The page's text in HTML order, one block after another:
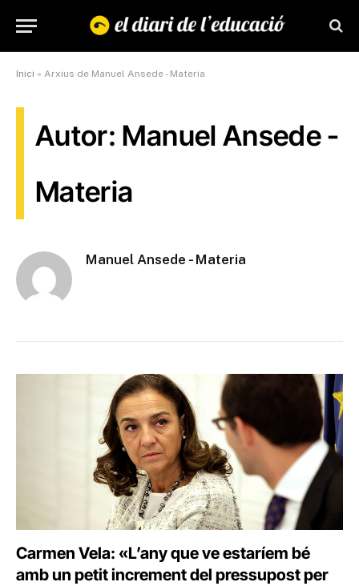
Inici » Arxius de Manuel Ansede - Materia
Autor: Manuel Ansede -
Materia
Manuel Ansede - Materia
Carmen Vela: «L’any que ve estaríem bé
amb un petit increment del pressupost per